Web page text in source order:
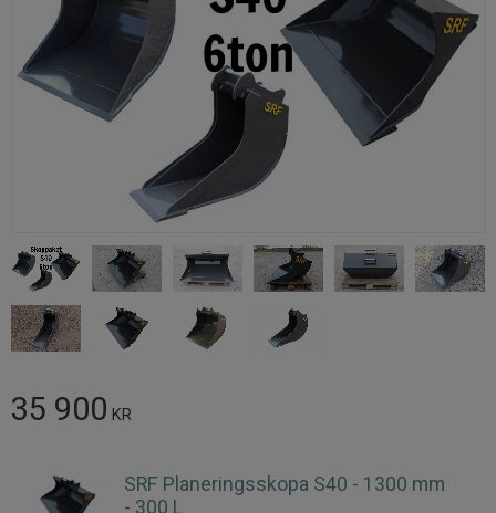
Nedsatt pris:
35 900 KR
SRF Planeringsskopa S40 - 1300 mm